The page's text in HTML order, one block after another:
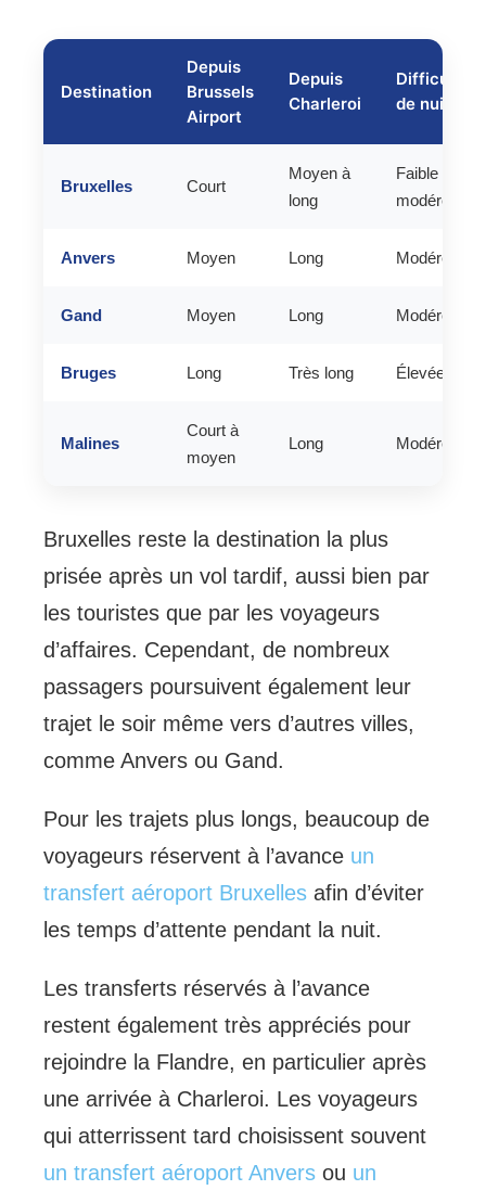
Destination
Depuis
Brussels
Airport
Depuis
Charleroi
Difficulté
de nuit
Bruxelles Court
Moyen à
long
Faible à
modérée
Anvers Moyen Long Modérée
Gand Moyen Long Modérée
Bruges Long Très long Élevée
Malines
Court à
moyen
Long Modérée
Bruxelles reste la destination la plus
prisée après un vol tardif, aussi bien par
les touristes que par les voyageurs
d’affaires. Cependant, de nombreux
passagers poursuivent également leur
trajet le soir même vers d’autres villes,
comme Anvers ou Gand.
Pour les trajets plus longs, beaucoup de
voyageurs réservent à l’avance un
transfert aéroport Bruxellesafin d’éviter
les temps d’attente pendant la nuit.
Les transferts réservés à l’avance
restent également très appréciés pour
rejoindre la Flandre, en particulier après
une arrivée à Charleroi. Les voyageurs
qui atterrissent tard choisissent souvent
un transfert aéroport Anversou un